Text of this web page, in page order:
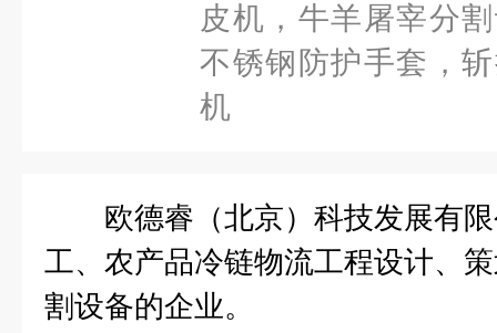
皮机，牛羊屠宰分
不锈钢防护手套，
机
欧德睿（北京）科技发展有限
工、农产品冷链物流工程设计、
割设备的企业。